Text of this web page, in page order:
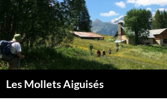
Aller
au
contenu
Les Mollets Aiguisés